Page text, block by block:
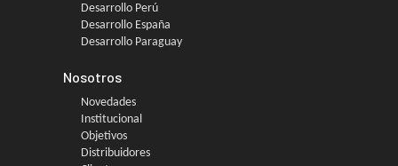
Desarrollo Perú
Desarrollo España
Desarrollo Paraguay
Nosotros
Novedades
Institucional
Objetivos
Distribuidores